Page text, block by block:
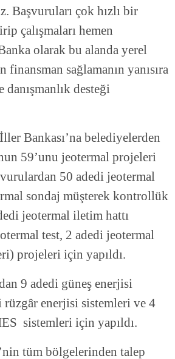
Başvuruları çok hızlı bir
çalışmaları hemen
olarak bu alanda yerel
sağlamanın yanısıra
desteği
Bankası’na belediyelerden
59’unu jeotermal projeleri
50 adedi jeotermal
sondaj müşterek kontrollük
jeotermal iletim hattı
test, 2 adedi jeotermal
projeleri için yapıldı.
9 adedi güneş enerjisi
rüzgâr enerjisi sistemleri ve 4
sistemleri için yapıldı.
tüm bölgelerinden talep